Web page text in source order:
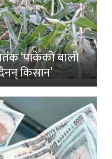
‘पाकेको बाली
किसान’